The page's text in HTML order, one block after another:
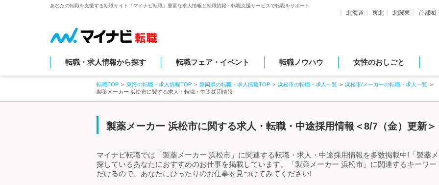
あなたの転職を支援する転職サイト「マイナビ転職」豊富な求人情報と転職情報・転職支援サービスで転職をサポート
北海道 東北 北関東 首都圏
転職・求人情報から探す 転職フェア・イベント 転職ノウハウ 女性のおしごと
転職TOP 東海の転職・求人情報TOP 静岡県の転職・求人情報TOP 浜松市の転職・求人一覧
浜松市/メーカーの転職・求人一覧
製薬メーカー 浜松市に関する求人・転職・中途採用情報
製薬メーカー 浜松市に関する求人・転職・中途採用情報＜8/7（金）更新＞
マイナビ転職では「製薬メーカー 浜松市」に関連する転職・求人・中途採用情報を多数掲載中!「製薬
探しているあなたにおすすめのお仕事を掲載しています。「製薬メーカー 浜松市」に関連するキーワ
だけるので、あなたにぴったりのお仕事を見つけてみてください!